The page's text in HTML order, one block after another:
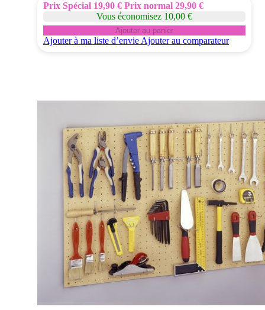
Prix Spécial 19,90 € Prix normal 29,90 €
Vous économisez 10,00 €
Ajouter au panier
Ajouter à ma liste d’envie Ajouter au comparateur